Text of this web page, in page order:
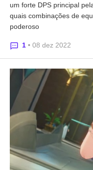
um forte DPS principal
quais combinações de
poderoso
1 • 08 dez 2022